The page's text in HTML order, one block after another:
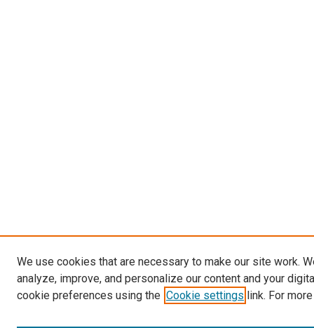
We use cookies that are necessary to make our site work.
analyze, improve, and personalize our content and your
cookie preferences using the Cookie settings link. For